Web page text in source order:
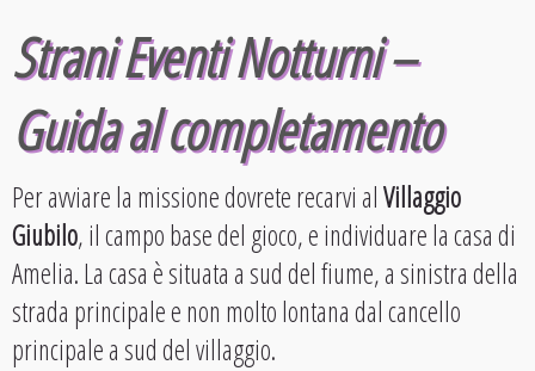
Strani Eventi Notturni –
Guida al completamento
Per avviare la missione dovrete recarvi alVillaggio
Giubilo, il campo base del gioco, e individuare la casa di
Amelia. La casa è situata a sud del fiume, a sinistra della
strada principale e non molto lontana dal cancello
principale a sud del villaggio.